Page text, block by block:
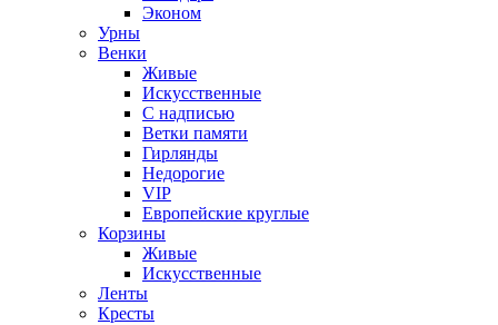
Эконом
Урны
Венки
Живые
Искусственные
С надписью
Ветки памяти
Гирлянды
Недорогие
VIP
Европейские круглые
Корзины
Живые
Искусственные
Ленты
Кресты